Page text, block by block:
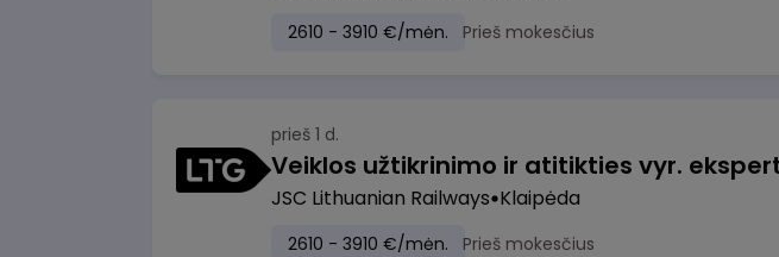
2610 - 3910 €/mėn. Prieš mokesčius
prieš 1 d.
JSC Lithuanian Railways Klaipėda
2610 - 3910 €/mėn. Prieš mokesčius